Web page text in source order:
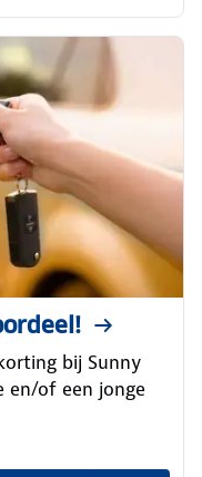
bij Sunny
en/of een jonge